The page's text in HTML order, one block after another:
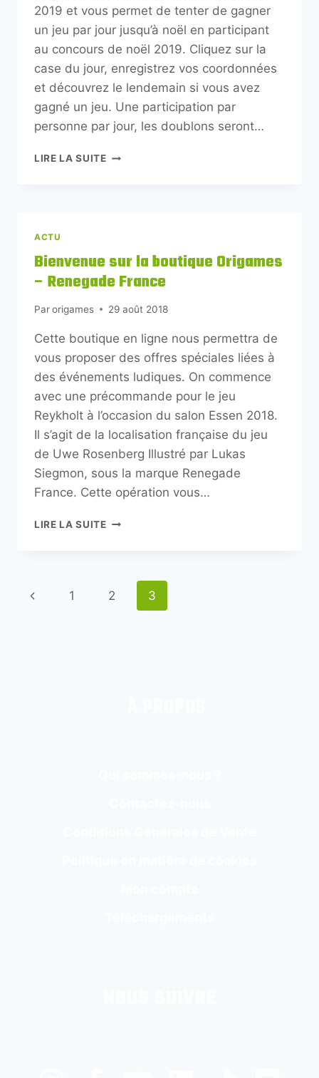
2019 et vous permet de tenter de gagner
un jeu par jour jusqu’à noël en participant
au concours de noël 2019. Cliquez sur la
case du jour, enregistrez vos coordonnées
et découvrez le lendemain si vous avez
gagné un jeu. Une participation par
personne par jour, les doublons seront…
LIRE LA SUITE
ACTU
Bienvenue sur la boutique Origames
– Renegade France
Parorigames 29 août 2018
Cette boutique en ligne nous permettra de
vous proposer des offres spéciales liées à
des événements ludiques. On commence
avec une précommande pour le jeu
Reykholt à l’occasion du salon Essen 2018.
Il s’agit de la localisation française du jeu
de Uwe Rosenberg Illustré par Lukas
Siegmon, sous la marque Renegade
France. Cette opération vous…
LIRE LA SUITE
1 2 3